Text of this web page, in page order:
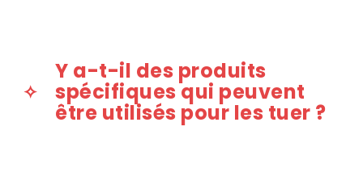
Y a-t-il des produits
spécifiques qui peuvent
être utilisés pour les tuer ?